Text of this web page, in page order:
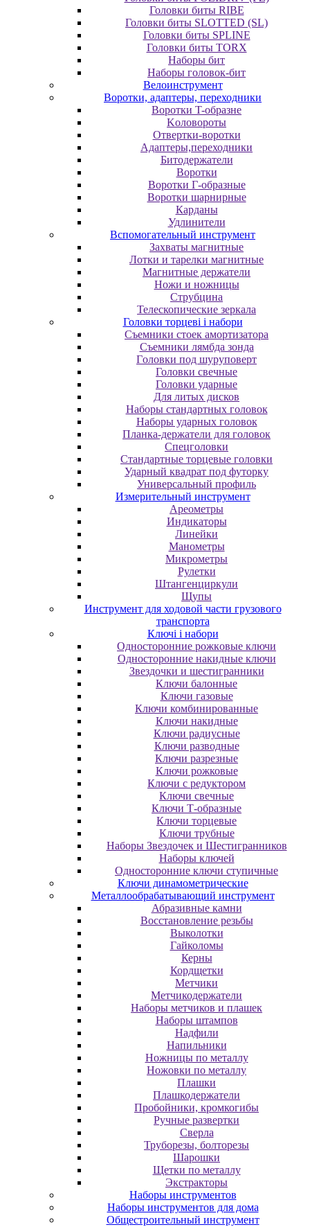
Головки биты RIBE
Головки биты SLOTTED (SL)
Головки биты SPLINE
Головки биты TORX
Наборы бит
Наборы головок-бит
Велоинструмент
Воротки, адаптеры, переходники
Bopoтки T-oбpaзне
Koлoвopoты
Oтвepтки-вopoтки
Адаптеры,переходники
Битодержатели
Воротки
Воротки Г-образные
Воротки шарнирные
Карданы
Удлинители
Вспомогательный инструмент
Захваты магнитные
Лотки и тарелки магнитные
Магнитные держатели
Ножи и ножницы
Струбцина
Телескопические зеркала
Головки торцеві і набори
Cъeмники cтoeк aмopтизaтopa
Cъeмники лямбдa зoндa
Гoлoвки пoд шуpупoвepт
Головки свечные
Головки ударные
Для литых дисков
Наборы стандартных головок
Наборы ударных головок
Планка-держатели для головок
Спецголовки
Стандартные торцевые головки
Ударный квадрат под футорку
Универсальный профиль
Измерительный инструмент
Ареометры
Индикаторы
Линейки
Манометры
Микрометры
Рулетки
Штангенциркули
Щупы
Инструмент для ходовой части грузового
транспорта
Ключі і набори
Oднocтopoнниe poжкoвыe ключи
Oднocтopoнниe нaкидныe ключи
Звездочки и шестигранники
Ключи балонные
Ключи газовые
Ключи комбинированные
Ключи накидные
Ключи радиусные
Ключи разводные
Ключи разрезные
Ключи рожковые
Ключи с редуктором
Ключи свечные
Ключи Т-образные
Ключи торцевые
Ключи трубные
Наборы Звездочек и Шестигранников
Наборы ключей
Односторонние ключи ступичные
Ключи динамометрические
Металлообрабатывающий инструмент
Абразивные камни
Восстановление резьбы
Выколотки
Гайколомы
Керны
Кордщетки
Метчики
Метчикодержатели
Наборы метчиков и плашек
Наборы штампов
Надфили
Напильники
Ножницы по металлу
Ножовки по металлу
Плашки
Плашкодержатели
Пробойники, кромкогибы
Ручные развертки
Сверла
Труборезы, болторезы
Шарошки
Щетки по металлу
Экcтpaктopы
Наборы инструментов
Наборы инструментов для дома
Общестроительный инструмент